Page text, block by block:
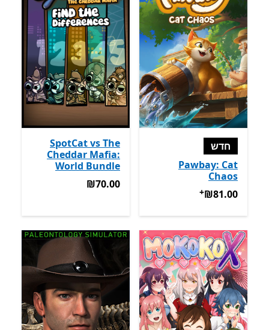
חדש
Pawbay: Cat
Chaos
‪₪81.00‬מבצעים על רכישת אפליקציות‪₪81.00‬
+
SpotCat vs The
Cheddar Mafia:
World Bundle
‪₪70.00‬
‪₪70.00‬